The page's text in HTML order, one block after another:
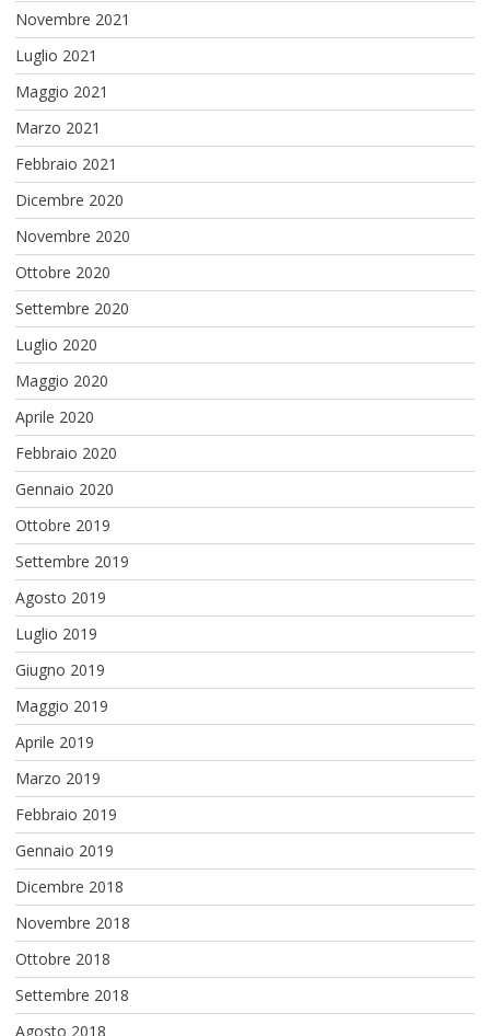
Novembre 2021
Luglio 2021
Maggio 2021
Marzo 2021
Febbraio 2021
Dicembre 2020
Novembre 2020
Ottobre 2020
Settembre 2020
Luglio 2020
Maggio 2020
Aprile 2020
Febbraio 2020
Gennaio 2020
Ottobre 2019
Settembre 2019
Agosto 2019
Luglio 2019
Giugno 2019
Maggio 2019
Aprile 2019
Marzo 2019
Febbraio 2019
Gennaio 2019
Dicembre 2018
Novembre 2018
Ottobre 2018
Settembre 2018
Agosto 2018